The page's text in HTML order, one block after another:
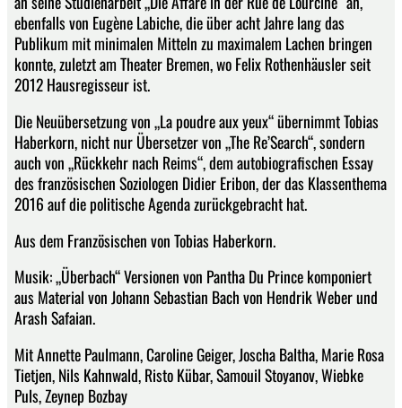
ebenfalls von Eugène Labiche, die über acht Jahre lang das
Publikum mit minimalen Mitteln zu maximalem Lachen bringen
konnte, zuletzt am Theater Bremen, wo Felix Rothenhäusler seit
2012 Hausregisseur ist.
Die Neuübersetzung von „La poudre aux yeux“ übernimmt Tobias
Haberkorn, nicht nur Übersetzer von „The Re’Search“, sondern
auch von „Rückkehr nach Reims“, dem autobiografischen Essay
des französischen Soziologen Didier Eribon, der das Klassenthema
2016 auf die politische Agenda zurückgebracht hat.
Aus dem Französischen von Tobias Haberkorn.
Musik: „Überbach“ Versionen von Pantha Du Prince komponiert
aus Material von Johann Sebastian Bach von Hendrik Weber und
Arash Safaian.
Mit Annette Paulmann, Caroline Geiger, Joscha Baltha, Marie Rosa
Tietjen, Nils Kahnwald, Risto Kübar, Samouil Stoyanov, Wiebke
Puls, Zeynep Bozbay